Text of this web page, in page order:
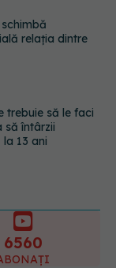
trebuie să le faci
întârzii
blocate
ANMDMR
6560